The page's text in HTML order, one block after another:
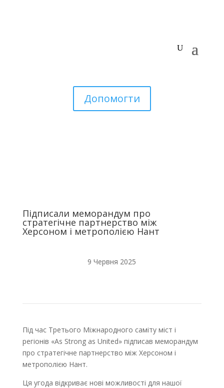
Допомогти
Підписали меморандум про
стратегічне партнерство між
Херсоном і метрополією Нант
9 Червня 2025
Під час Третього Міжнародного саміту міст і
регіонів «As Strong as United» підписав меморандум
про стратегічне партнерство між Херсоном і
метрополією Нант.
Ця угода відкриває нові можливості для нашої